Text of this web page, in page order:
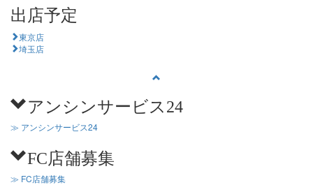
出店予定
東京店
埼玉店
アンシンサービス24
≫ アンシンサービス24
FC店舗募集
≫ FC店舗募集